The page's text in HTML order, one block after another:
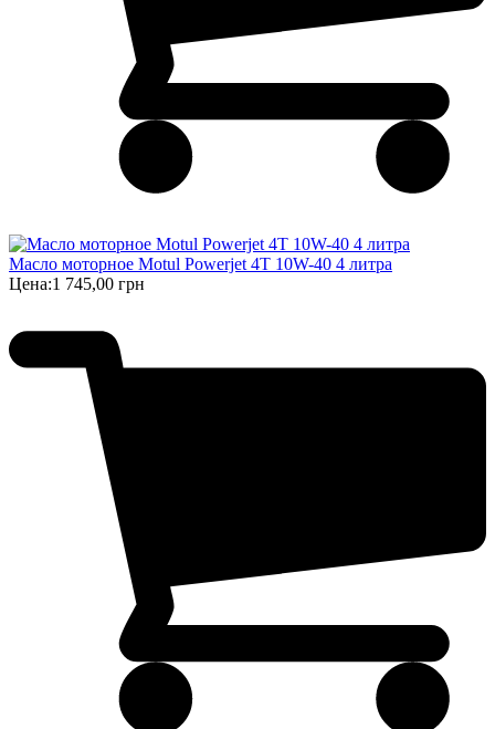
Масло моторное Motul Powerjet 4T 10W-40 4 литра
Цена:1 745,00 грн